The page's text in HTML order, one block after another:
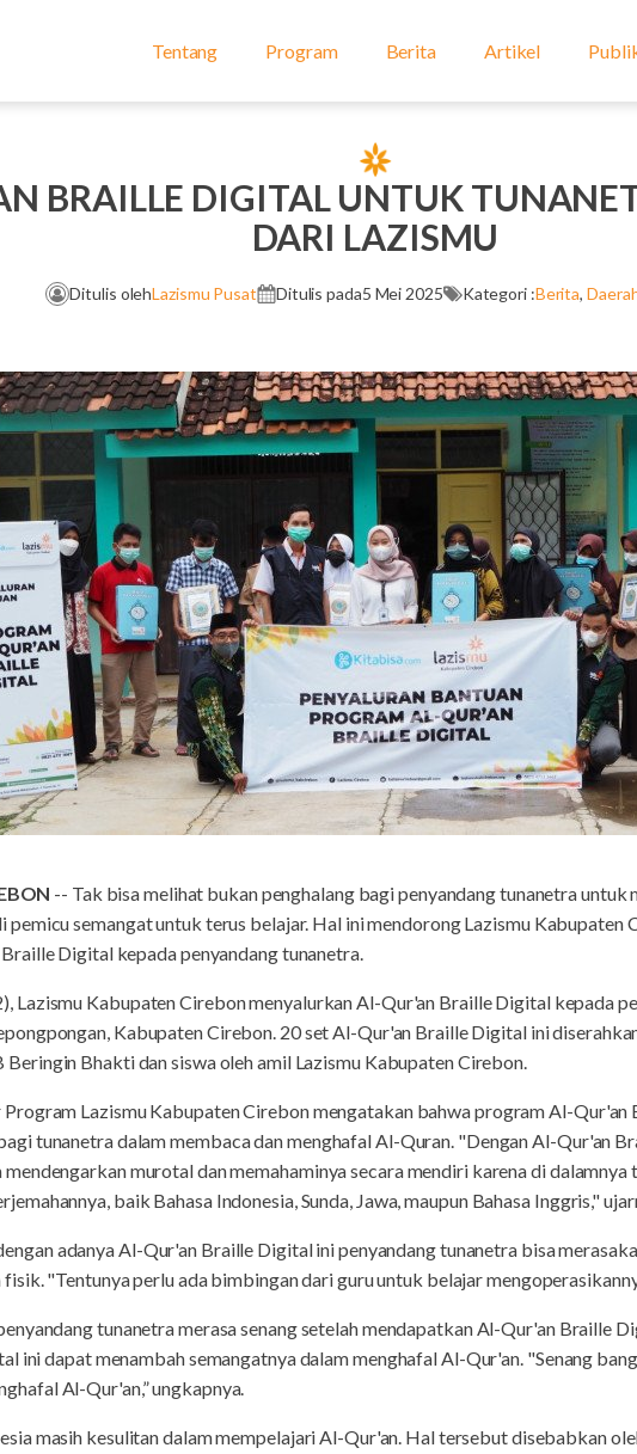
Tentang Program Berita Artikel
BRAILLE DIGITAL UNTUK
DARI LAZISMU
Ditulis olehLazismu Pusat Ditulis pada5 Mei 2025 Kategori :Berita,
-- Tak bisa melihat bukan penghalang bagi penyandang tunanetra untuk
pemicu semangat untuk terus belajar. Hal ini mendorong Lazismu Kabupaten
Digital kepada penyandang tunanetra.
Lazismu Kabupaten Cirebon menyalurkan Al-Qur'an Braille Digital kepada
Kabupaten Cirebon. 20 set Al-Qur'an Braille Digital ini
Beringin Bhakti dan siswa oleh amil Lazismu Kabupaten Cirebon.
Lazismu Kabupaten Cirebon mengatakan bahwa program Al-
tunanetra dalam membaca dan menghafal Al-Quran. "Dengan Al-Qur'an
murotal dan memahaminya secara mendiri karena di
baik Bahasa Indonesia, Sunda, Jawa, maupun Bahasa Inggris,"
adanya Al-Qur'an Braille Digital ini penyandang tunanetra bisa
fisik. "Tentunya perlu ada bimbingan dari guru untuk belajar
tunanetra merasa senang setelah mendapatkan Al-Qur'an Braille
ini dapat menambah semangatnya dalam menghafal Al-Qur'an. "Senang
Al-Qur'an,” ungkapnya.
masih kesulitan dalam mempelajari Al-Qur'an. Hal tersebut disebabkan